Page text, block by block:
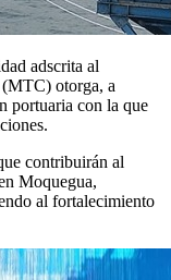
adscrita al
otorga, a
portuaria con la que
contribuirán al
Moquegua,
al fortalecimiento